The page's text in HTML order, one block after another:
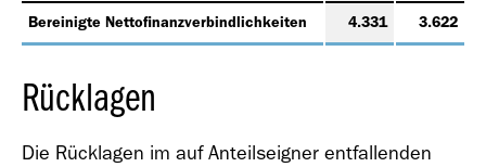
Bereinigte Nettofinanzverbindlichkeiten 4.331 3.622
Rücklagen
Die Rücklagen im auf Anteilseigner entfallenden